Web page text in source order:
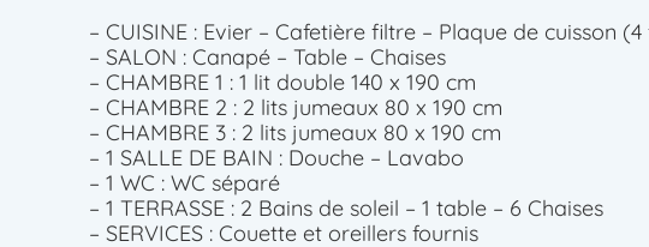
– CUISINE : Evier – Cafetière filtre – Plaque de cuisson
– SALON : Canapé – Table – Chaises
– CHAMBRE 1 : 1 lit double 140 x 190 cm
– CHAMBRE 2 : 2 lits jumeaux 80 x 190 cm
– CHAMBRE 3 : 2 lits jumeaux 80 x 190 cm
– 1 SALLE DE BAIN : Douche – Lavabo
– 1 WC : WC séparé
– 1 TERRASSE : 2 Bains de soleil – 1 table – 6 Chaises
– SERVICES : Couette et oreillers fournis